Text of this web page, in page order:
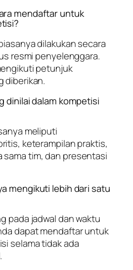
mendaftar untuk
dilakukan secara
resmi penyelenggara.
petunjuk
diberikan.
dinilai dalam kompetisi
meliputi
keterampilan praktis,
sama tim, dan presentasi
mengikuti lebih dari satu
pada jadwal dan waktu
dapat mendaftar untuk
selama tidak ada